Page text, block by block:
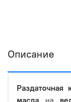
Описание
Раздаточная
масла
на